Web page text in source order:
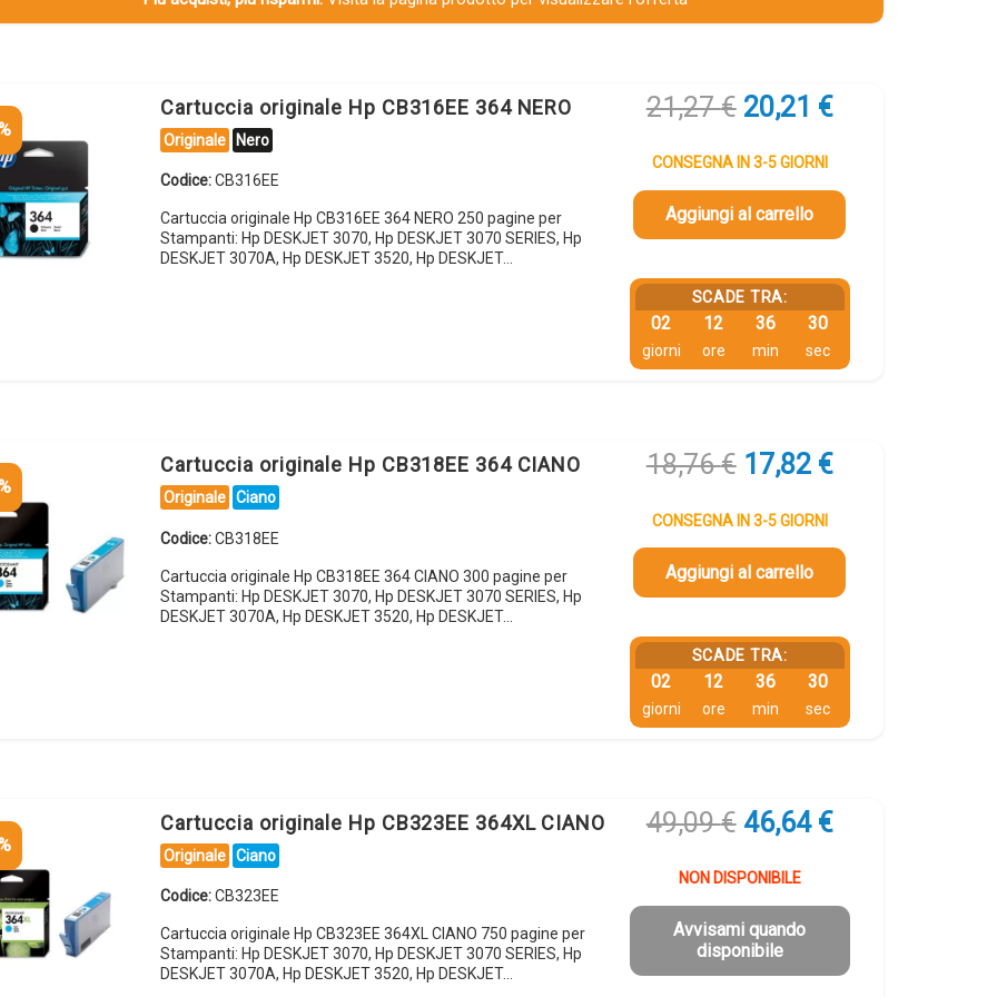
Cartuccia originale Hp CB316EE 364 NERO
Originale Nero
Codice:CB316EE
Cartuccia originale Hp CB316EE 364 NERO 250 pagine per
Stampanti: Hp DESKJET 3070, Hp DESKJET 3070 SERIES, Hp
DESKJET 3070A, Hp DESKJET 3520, Hp DESKJET…
21,27€ Il
originale
era:
21,27 €.
20,21 €Il
è:
CONSEGNA IN 3-5 GIORNI
Aggiungi al carrello
SCADE TRA:
02
giorni
12
ore
36
min
29
sec
Cartuccia originale Hp CB318EE 364 CIANO
Originale Ciano
Codice:CB318EE
Cartuccia originale Hp CB318EE 364 CIANO 300 pagine per
Stampanti: Hp DESKJET 3070, Hp DESKJET 3070 SERIES, Hp
DESKJET 3070A, Hp DESKJET 3520, Hp DESKJET…
18,76€ Il
originale
era:
18,76 €.
17,82 €Il
è:
CONSEGNA IN 3-5 GIORNI
Aggiungi al carrello
SCADE TRA:
02
giorni
12
ore
36
min
29
sec
Cartuccia originale Hp CB323EE 364XL CIANO
Originale Ciano
Codice:CB323EE
Cartuccia originale Hp CB323EE 364XL CIANO 750 pagine per
Stampanti: Hp DESKJET 3070, Hp DESKJET 3070 SERIES, Hp
DESKJET 3070A, Hp DESKJET 3520, Hp DESKJET…
49,09€ Il
originale
era:
49,09 €.
46,64 €Il
è:
NON DISPONIBILE
Avvisami quando
disponibile